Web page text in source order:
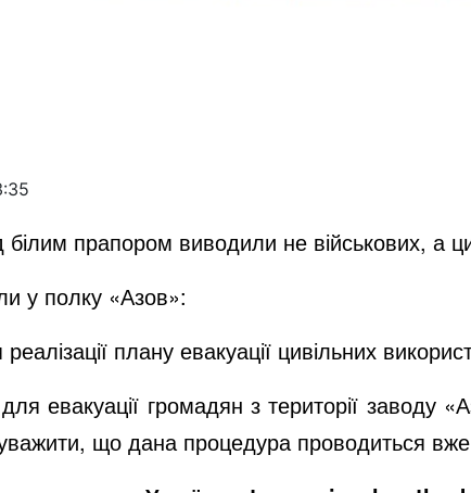
білим прапором виводили не військових, а
у полку «Азов»:
плану евакуації цивільних
евакуації громадян з території заводу
що дана процедура проводиться вже